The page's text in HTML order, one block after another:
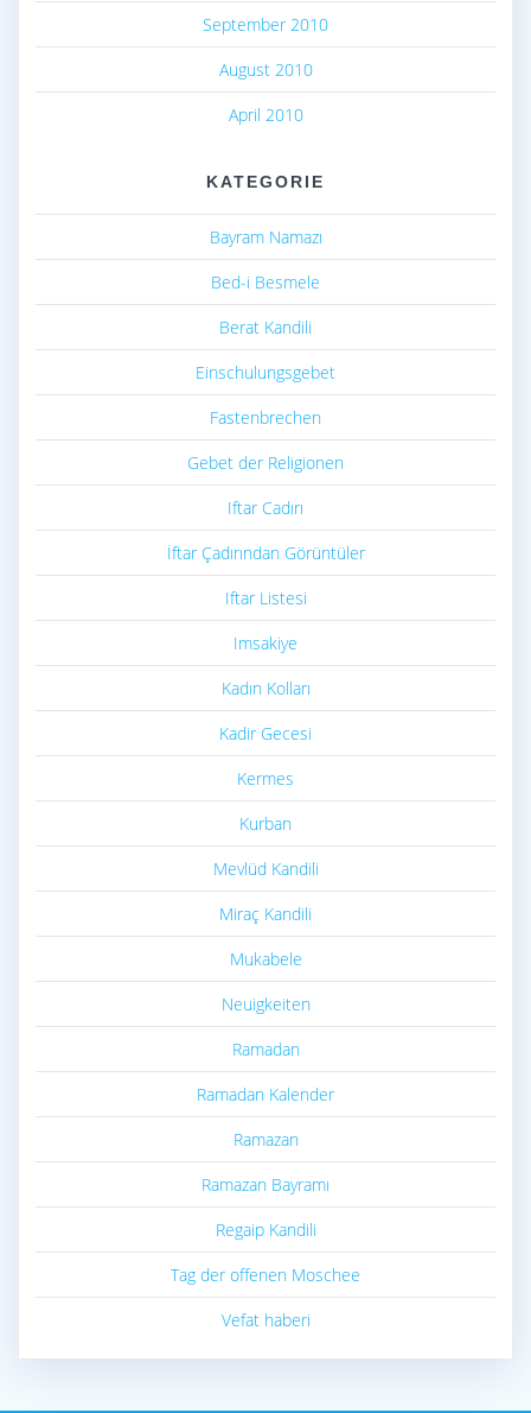
September 2010
August 2010
April 2010
KATEGORIE
Bayram Namazı
Bed-i Besmele
Berat Kandili
Einschulungsgebet
Fastenbrechen
Gebet der Religionen
Iftar Cadırı
İftar Çadırından Görüntüler
Iftar Listesi
Imsakiye
Kadın Kolları
Kadir Gecesi
Kermes
Kurban
Mevlüd Kandili
Miraç Kandili
Mukabele
Neuigkeiten
Ramadan
Ramadan Kalender
Ramazan
Ramazan Bayramı
Regaip Kandili
Tag der offenen Moschee
Vefat haberi